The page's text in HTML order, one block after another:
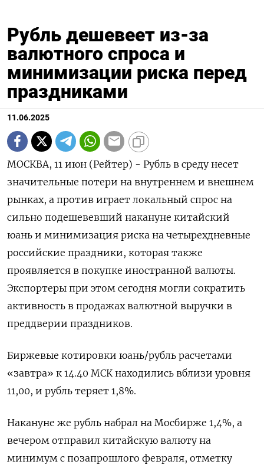
Рубль дешевеет из-за
валютного спроса и
минимизации риска перед
праздниками
11.06.2025
МОСКВА, 11 июн (Рейтер) - Рубль в среду несет
значительные потери на внутреннем и внешнем
рынках, а против играет локальный спрос на
сильно подешевевший накануне китайский
юань и минимизация риска на четырехдневные
российские праздники, которая также
проявляется в покупке иностранной валюты.
Экспортеры при этом сегодня могли сократить
активность в продажах валютной выручки в
преддверии праздников.
Биржевые котировки юань/рубль расчетами
«завтра» к 14.40 МСК находились вблизи уровня
11,00, и рубль теряет 1,8%.
Накануне же рубль набрал на Мосбирже 1,4%, а
вечером отправил китайскую валюту на
минимум с позапрошлого февраля, отметку